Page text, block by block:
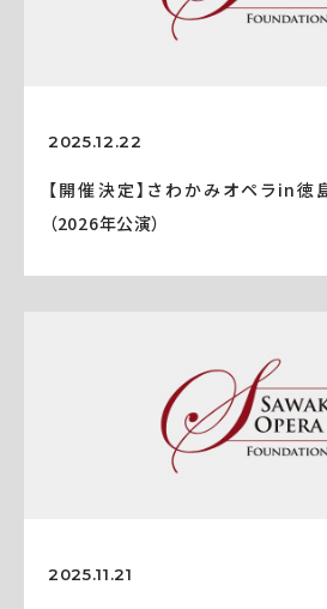
2025.12.22
【開催決定】さわかみオペラin徳島
（2026年公演）
2025.11.21